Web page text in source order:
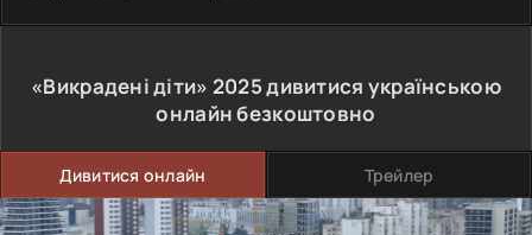
«Викрадені діти» 2025дивитися українською
онлайн безкоштовно
Дивитися онлайн Трейлер